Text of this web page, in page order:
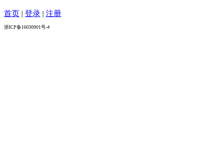
首页 | 登录 | 注册
浙ICP备16030901号-4